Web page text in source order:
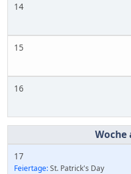
14
15
16
17
Feiertage:St. Patrick's Day